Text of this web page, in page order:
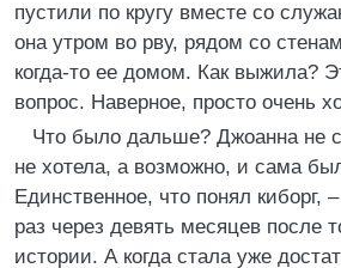
пустили по кругу вместе со
она утром во рву, рядом со
когда-то ее домом. Как выжила?
вопрос. Наверное, просто очень
Что было дальше? Джоанна не
не хотела, а возможно, и сама
Единственное, что понял киборг,
раз через девять месяцев после
истории. А когда стала уже